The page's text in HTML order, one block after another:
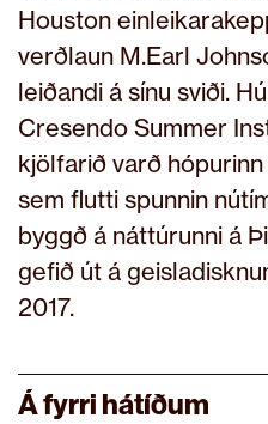
Houston
verðlaun M.Earl
leiðandi á sínu sviði.
Cresendo Summer
kjölfarið varð
sem flutti spunnin
byggð á náttúrunni á
gefið út á
2017.
Á fyrri hátíðum